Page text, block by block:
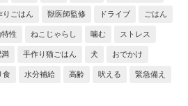
りごはん 獣医師監修 ドライブ ごはん
性 ねこじゃらし 噛む ストレス
満 手作り猫ごはん 犬 おでかけ
食 水分補給 高齢 吠える 緊急備え